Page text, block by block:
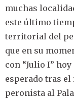
muchas
este último
territorial del
que en su
con “Julio I”
esperado tras
peronista al